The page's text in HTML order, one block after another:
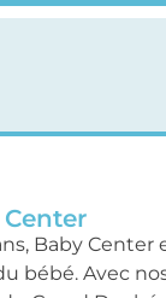
Baby Center
bébé. Avec